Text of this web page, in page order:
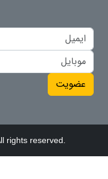
عضویت
rights reserved.